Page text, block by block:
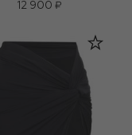
12 900 ₽